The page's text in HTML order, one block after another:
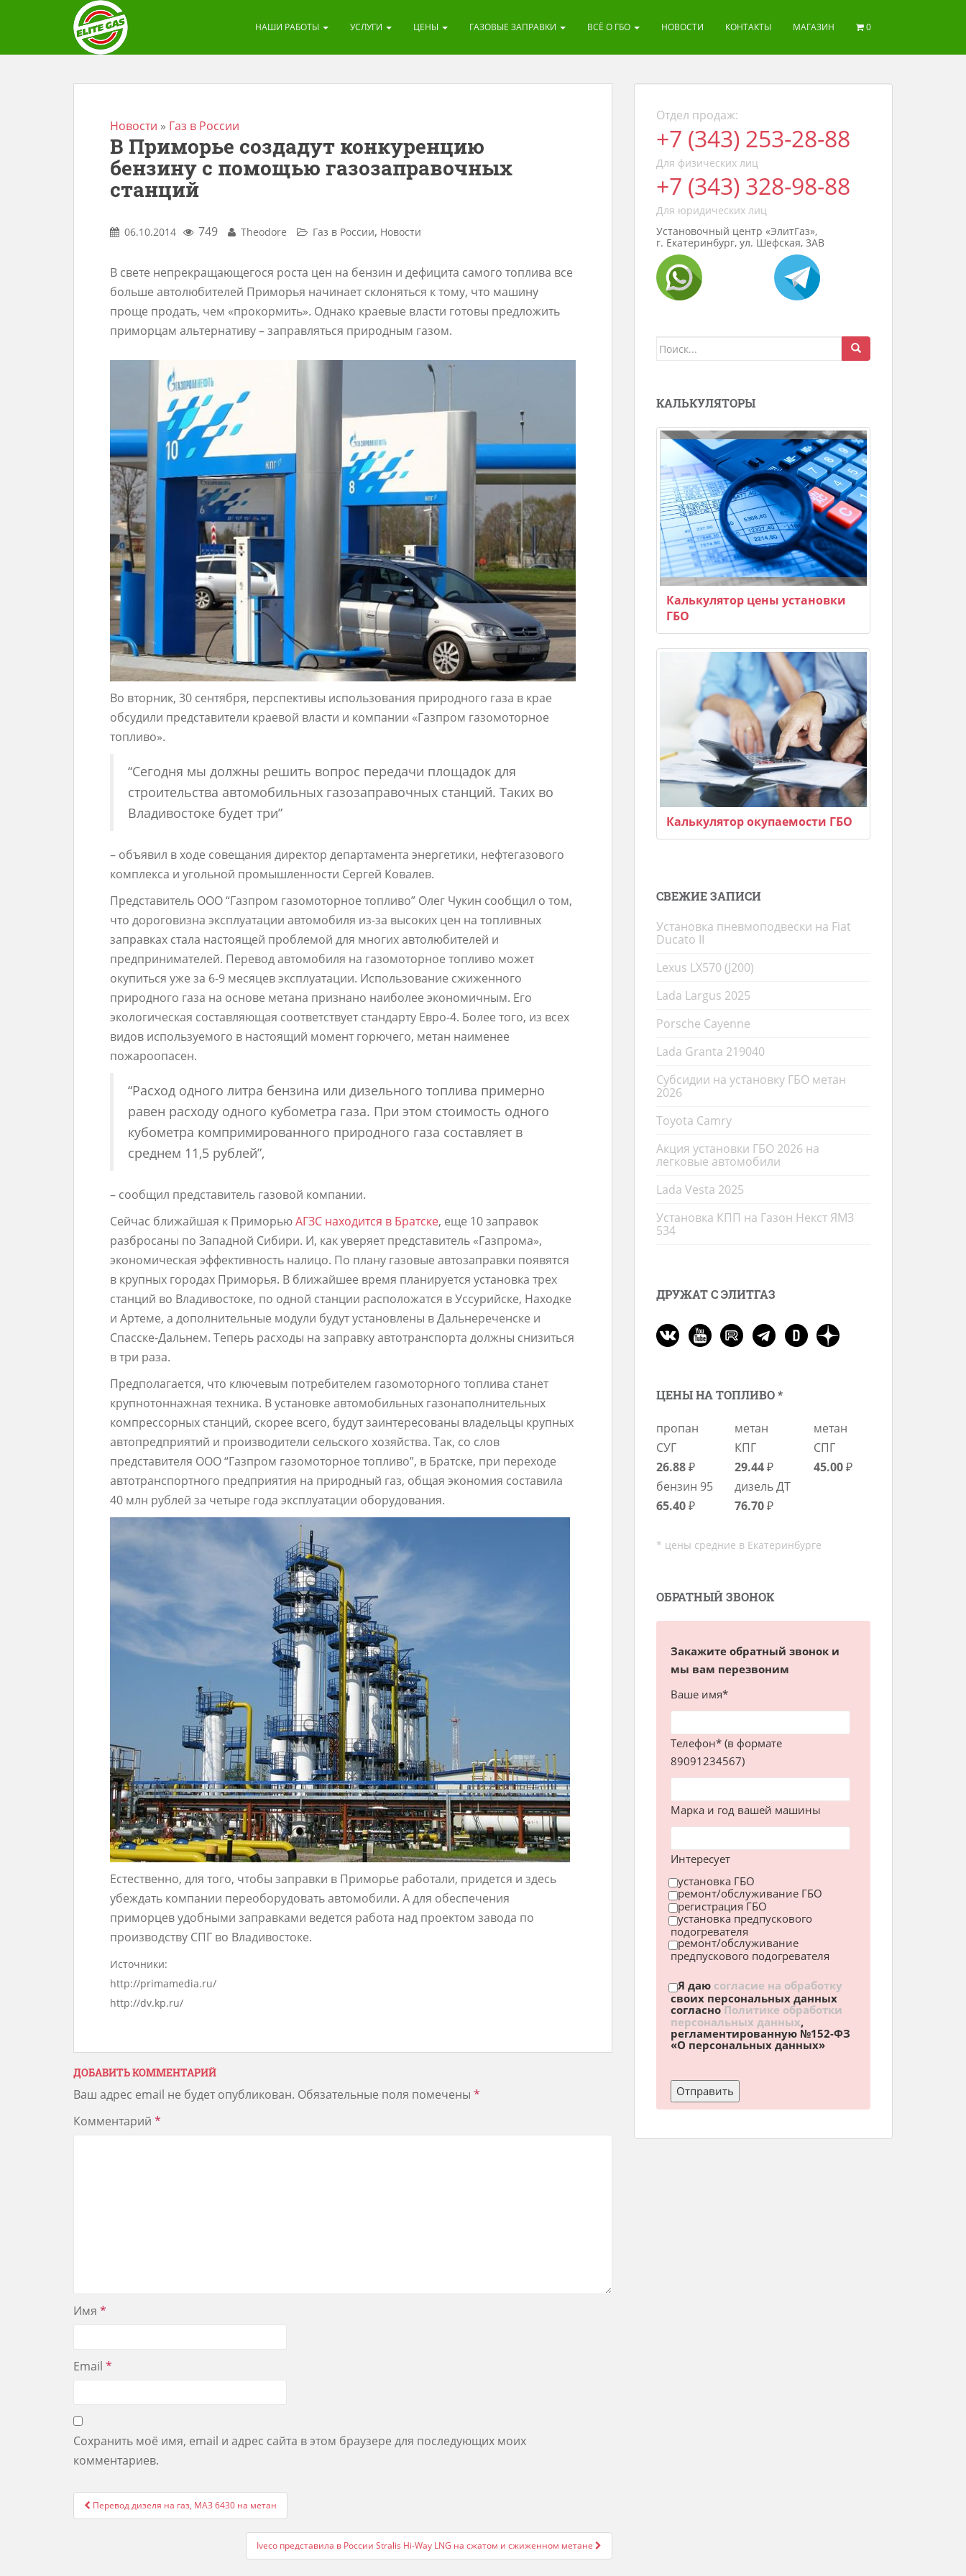
НАШИ РАБОТЫ УСЛУГИ ЦЕНЫ ГАЗОВЫЕ ЗАПРАВКИ ВСЁ О ГБО НОВОСТИ КОНТАКТЫ МАГАЗИН 0
Новости » Газ в России
В Приморье создадут конкуренцию
бензину с помощью газозаправочных
станций
06.10.2014 749 Theodore Газ в России, Новости
В свете непрекращающегося роста цен на бензин и дефицита самого топлива все
больше автолюбителей Приморья начинает склоняться к тому, что машину
проще продать, чем «прокормить». Однако краевые власти готовы предложить
приморцам альтернативу – заправляться природным газом.
Во вторник, 30 сентября, перспективы использования природного газа в крае
обсудили представители краевой власти и компании «Газпром газомоторное
топливо».
“Сегодня мы должны решить вопрос передачи площадок для
строительства автомобильных газозаправочных станций. Таких во
Владивостоке будет три”
– объявил в ходе совещания директор департамента энергетики, нефтегазового
комплекса и угольной промышленности Сергей Ковалев.
Представитель ООО “Газпром газомоторное топливо” Олег Чукин сообщил о том,
что дороговизна эксплуатации автомобиля из-за высоких цен на топливных
заправках стала настоящей проблемой для многих автолюбителей и
предпринимателей. Перевод автомобиля на газомоторное топливо может
окупиться уже за 6-9 месяцев эксплуатации. Использование сжиженного
природного газа на основе метана признано наиболее экономичным. Его
экологическая составляющая соответствует стандарту Евро-4. Более того, из всех
видов используемого в настоящий момент горючего, метан наименее
пожароопасен.
“Расход одного литра бензина или дизельного топлива примерно
равен расходу одного кубометра газа. При этом стоимость одного
кубометра компримированного природного газа составляет в
среднем 11,5 рублей”,
– сообщил представитель газовой компании.
Сейчас ближайшая к ПриморьюАГЗС находится в Братске, еще 10 заправок
разбросаны по Западной Сибири. И, как уверяет представитель «Газпрома»,
экономическая эффективность налицо. По плану газовые автозаправки появятся
в крупных городах Приморья. В ближайшее время планируется установка трех
станций во Владивостоке, по одной станции расположатся в Уссурийске, Находке
и Артеме, а дополнительные модули будут установлены в Дальнереченске и
Спасске-Дальнем. Теперь расходы на заправку автотранспорта должны снизиться
в три раза.
Предполагается, что ключевым потребителем газомоторного топлива станет
крупнотоннажная техника. В установке автомобильных газонаполнительных
компрессорных станций, скорее всего, будут заинтересованы владельцы крупных
автопредприятий и производители сельского хозяйства. Так, со слов
представителя ООО “Газпром газомоторное топливо”, в Братске, при переходе
автотранспортного предприятия на природный газ, общая экономия составила
40 млн рублей за четыре года эксплуатации оборудования.
Естественно, для того, чтобы заправки в Приморье работали, придется и здесь
убеждать компании переоборудовать автомобили. А для обеспечения
приморцев удобными заправками ведется работа над проектом завода по
производству СПГ во Владивостоке.
Источники:
http://primamedia.ru/
http://dv.kp.ru/
ДОБАВИТЬ КОММЕНТАРИЙ
Ваш адрес email не будет опубликован. Обязательные поля помечены *
Комментарий *
Имя *
Email *
Сохранить моё имя, email и адрес сайта в этом браузере для последующих моих
комментариев.
Post
navigation
Перевод дизеля на газ, МАЗ 6430 на метан
Iveco представила в России Stralis Hi-Way LNG на сжатом и сжиженном метане
Отдел продаж:
+7 (343) 253-28-88
Для физических лиц
+7 (343) 328-98-88
Для юридических лиц
Установочный центр «ЭлитГаз»,
г. Екатеринбург, ул. Шефская, 3АВ
Поиск
КАЛЬКУЛЯТОРЫ
Калькулятор цены установки
ГБО
Калькулятор окупаемости ГБО
СВЕЖИЕ ЗАПИСИ
Установка пневмоподвески на Fiat
Ducato II
Lexus LX570 (J200)
Lada Largus 2025
Porsche Cayenne
Lada Granta 219040
Субсидии на установку ГБО метан
2026
Toyota Camry
Акция установки ГБО 2026 на
легковые автомобили
Lada Vesta 2025
Установка КПП на Газон Некст ЯМЗ
534
ДРУЖАТ С ЭЛИТГАЗ
ЦЕНЫ НА ТОПЛИВО *
пропан
СУГ
26.88₽
метан
КПГ
29.44₽
метан
СПГ
45.00₽
бензин 95
65.40₽
дизель ДТ
76.70₽
* цены средние в Екатеринбурге
ОБРАТНЫЙ ЗВОНОК
Закажите обратный звонок и
мы вам перезвоним
Ваше имя*
Телефон* (в формате
89091234567)
Марка и год вашей машины
Интересует
установка ГБО
ремонт/обслуживание ГБО
регистрация ГБО
установка предпускового
подогревателя
ремонт/обслуживание
предпускового подогревателя
Я даю согласие на обработку
своих персональных данных
согласноПолитике обработки
персональных данных,
регламентированную №152-ФЗ
«О персональных данных»